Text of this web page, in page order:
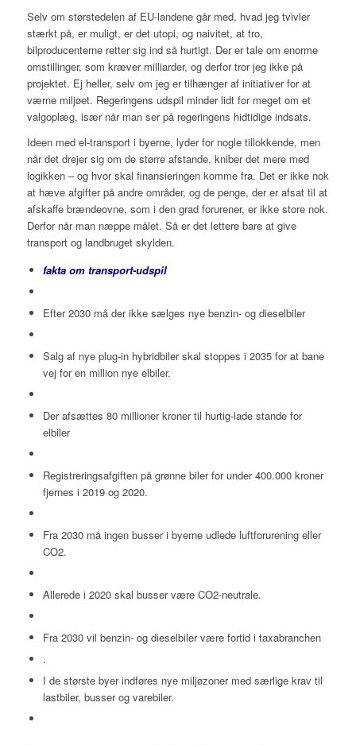
Selv om størstedelen af EU-landene går med, hvad jeg tvivler
stærkt på, er muligt, er det utopi, og naivitet, at tro,
bilproducenterne retter sig ind så hurtigt. Der er tale om enorme
omstillinger, som kræver milliarder, og derfor tror jeg ikke på
projektet. Ej heller, selv om jeg er tilhænger af initiativer for at
værne miljøet. Regeringens udspil minder lidt for meget om et
valgoplæg, især når man ser på regeringens hidtidige indsats.
Ideen med el-transport i byerne, lyder for nogle tillokkende, men
når det drejer sig om de større afstande, kniber det mere med
logikken – og hvor skal finansieringen komme fra. Det er ikke nok
at hæve afgifter på andre områder, og de penge, der er afsat til at
afskaffe brændeovne, som i den grad forurener, er ikke store nok.
Derfor når man næppe målet. Så er det lettere bare at give
transport og landbruget skylden.
fakta om transport-udspil
Efter 2030 må der ikke sælges nye benzin- og dieselbiler
Salg af nye plug-in hybridbiler skal stoppes i 2035 for at bane
vej for en million nye elbiler.
Der afsættes 80 millioner kroner til hurtig-lade stande for
elbiler
Registreringsafgiften på grønne biler for under 400.000 kroner
fjernes i 2019 og 2020.
Fra 2030 må ingen busser i byerne udlede luftforurening eller
CO2.
Allerede i 2020 skal busser være CO2-neutrale.
Fra 2030 vil benzin- og dieselbiler være fortid i taxabranchen
.
I de største byer indføres nye miljøzoner med særlige krav til
lastbiler, busser og varebiler.